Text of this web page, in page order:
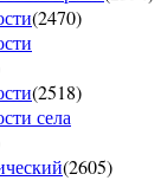
(2470)
(2518)
села
(2605)